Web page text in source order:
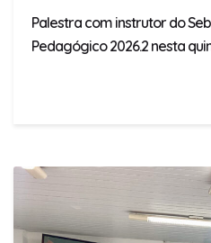
Palestra com instrutor do
Pedagógico 2026.2 nesta